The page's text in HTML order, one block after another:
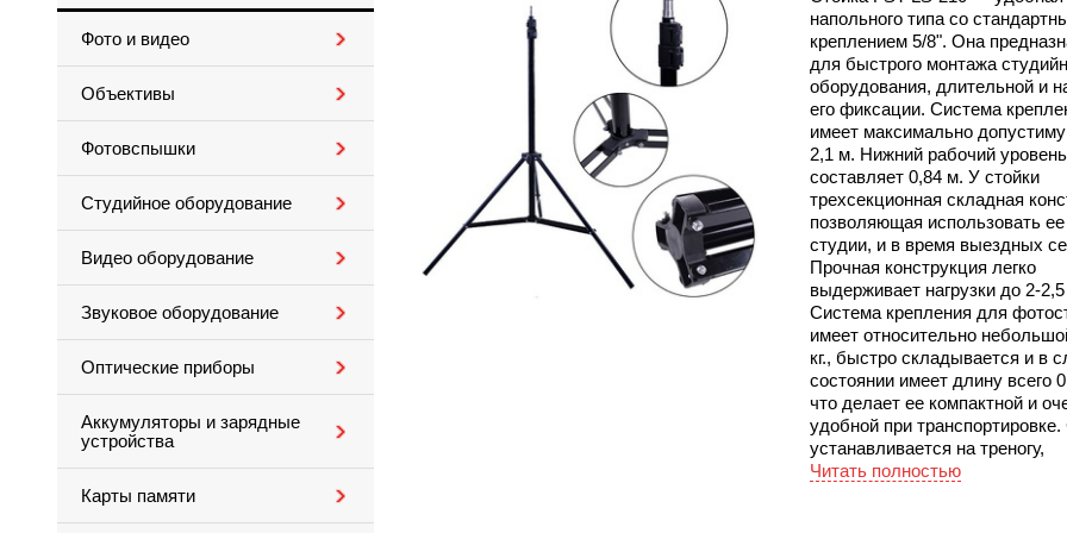
Фото и видео
Объективы
Фотовспышки
Студийное оборудование
Видео оборудование
Звуковое оборудование
Оптические приборы
Аккумуляторы и зарядные
устройства
Карты памяти
напольного типа со
креплением 5/8". Она
для быстрого монтажа
оборудования, длительной и
его фиксации. Система
имеет максимально
2,1 м. Нижний рабочий уровень
составляет 0,84 м. У стойки
трехсекционная складная
позволяющая использовать
студии, и в время выездных
Прочная конструкция легко
выдерживает нагрузки до 2-2,5
Система крепления для
имеет относительно
кг., быстро складывается и в
состоянии имеет длину всего
что делает ее компактной и
удобной при транспортировке.
устанавливается на треногу,
обеспечивающую стойке
Читать полностью